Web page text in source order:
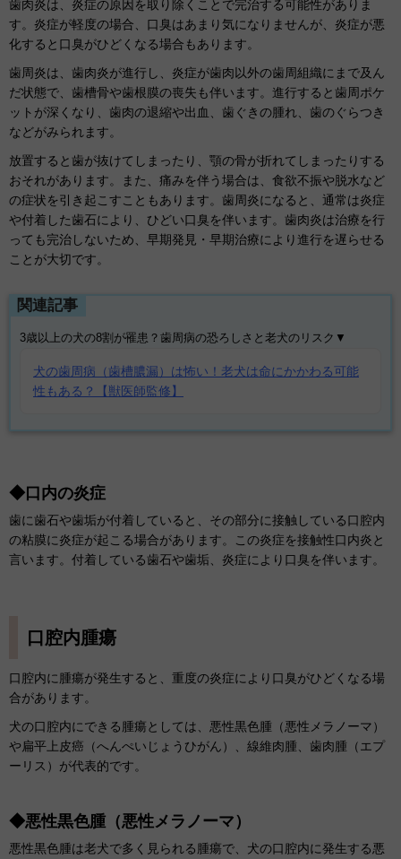
歯肉炎は、炎症の原因を取り除くことで完治する可能性がありま
す。炎症が軽度の場合、口臭はあまり気になりませんが、炎症が悪
化すると口臭がひどくなる場合もあります。
歯周炎は、歯肉炎が進行し、炎症が歯肉以外の歯周組織にまで及ん
だ状態で、歯槽骨や歯根膜の喪失も伴います。進行すると歯周ポケ
ットが深くなり、歯肉の退縮や出血、歯ぐきの腫れ、歯のぐらつき
などがみられます。
放置すると歯が抜けてしまったり、顎の骨が折れてしまったりする
おそれがあります。また、痛みを伴う場合は、食欲不振や脱水など
の症状を引き起こすこともあります。歯周炎になると、通常は炎症
や付着した歯石により、ひどい口臭を伴います。歯肉炎は治療を行
っても完治しないため、早期発見・早期治療により進行を遅らせる
ことが大切です。
関連記事
3歳以上の犬の8割が罹患？歯周病の恐ろしさと老犬のリスク▼
犬の歯周病（歯槽膿漏）は怖い！老犬は命にかかわる可能
性もある？【獣医師監修】
◆口内の炎症
歯に歯石や歯垢が付着していると、その部分に接触している口腔内
の粘膜に炎症が起こる場合があります。この炎症を接触性口内炎と
言います。付着している歯石や歯垢、炎症により口臭を伴います。
口腔内腫瘍
口腔内に腫瘍が発生すると、重度の炎症により口臭がひどくなる場
合があります。
犬の口腔内にできる腫瘍としては、悪性黒色腫（悪性メラノーマ）
や扁平上皮癌（へんぺいじょうひがん）、線維肉腫、歯肉腫 （エプ
ーリス）が代表的です。
◆悪性黒色腫（悪性メラノーマ）
悪性黒色腫は老犬で多く見られる腫瘍で 、犬の口腔内に発生する悪